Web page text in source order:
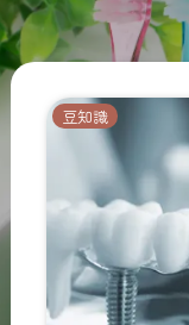
豆知識